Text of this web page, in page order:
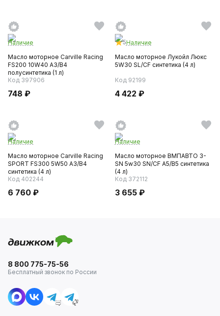
Наличие
Масло моторное Carville Racing
FS200 10W40 A3/B4
полусинтетика (1 л)
Код 397906
748 ₽
5Наличие
Масло моторное Лукойл Люкс
5W30 SL/CF синтетика (4 л)
Код 92199
4 422 ₽
Наличие
Масло моторное Carville Racing
SPORT FS300 5W50 A3/B4
синтетика (4 л)
Код 402244
6 760 ₽
Наличие
Масло моторное ВМПАВТО 3-
SN 5w30 SN/CF A5/B5 синтетика
(4 л)
Код 372112
3 655 ₽
8 800 775-75-56
Бесплатный звонок по России